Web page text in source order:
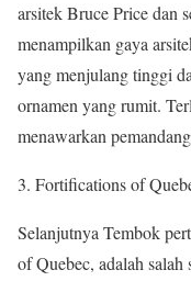
arsitek Bruce Price dan
menampilkan gaya
yang menjulang tinggi
ornamen yang rumit.
menawarkan
3. Fortifications of
Selanjutnya Tembok
of Quebec, adalah salah